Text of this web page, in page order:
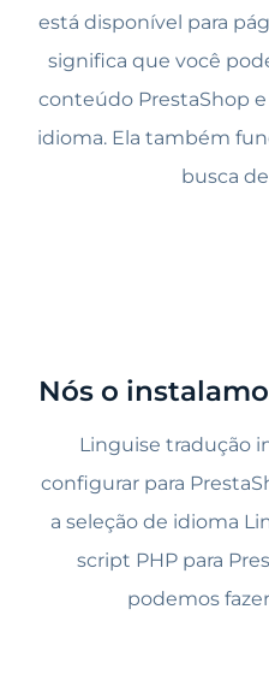
está disponível para
significa que você
conteúdo PrestaShop
idioma. Ela também
busca
Nós o
Linguise tradução
configurar para
a seleção de idioma
script PHP para
podemos